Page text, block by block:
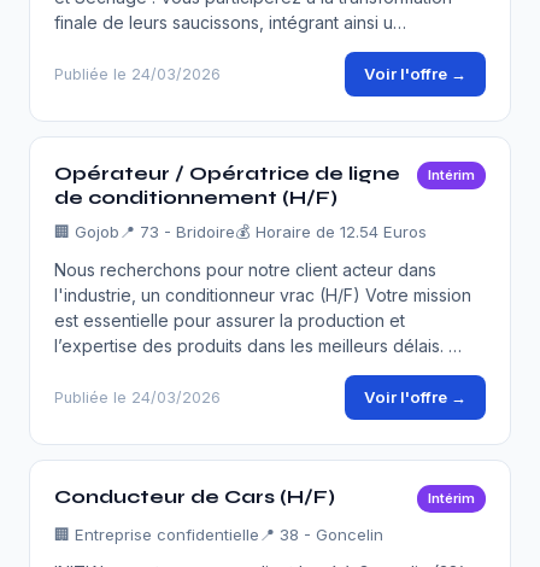
finale de leurs saucissons, intégrant ainsi u…
Publiée le 24/03/2026 Voir l'offre →
Opérateur / Opératrice de ligne
de conditionnement (H/F)
Intérim
🏢 Gojob 📍 73 - Bridoire💰 Horaire de 12.54 Euros
Nous recherchons pour notre client acteur dans
l'industrie, un conditionneur vrac (H/F) Votre mission
est essentielle pour assurer la production et
l’expertise des produits dans les meilleurs délais. …
Publiée le 24/03/2026 Voir l'offre →
Conducteur de Cars (H/F) Intérim
🏢 Entreprise confidentielle 📍 38 - Goncelin